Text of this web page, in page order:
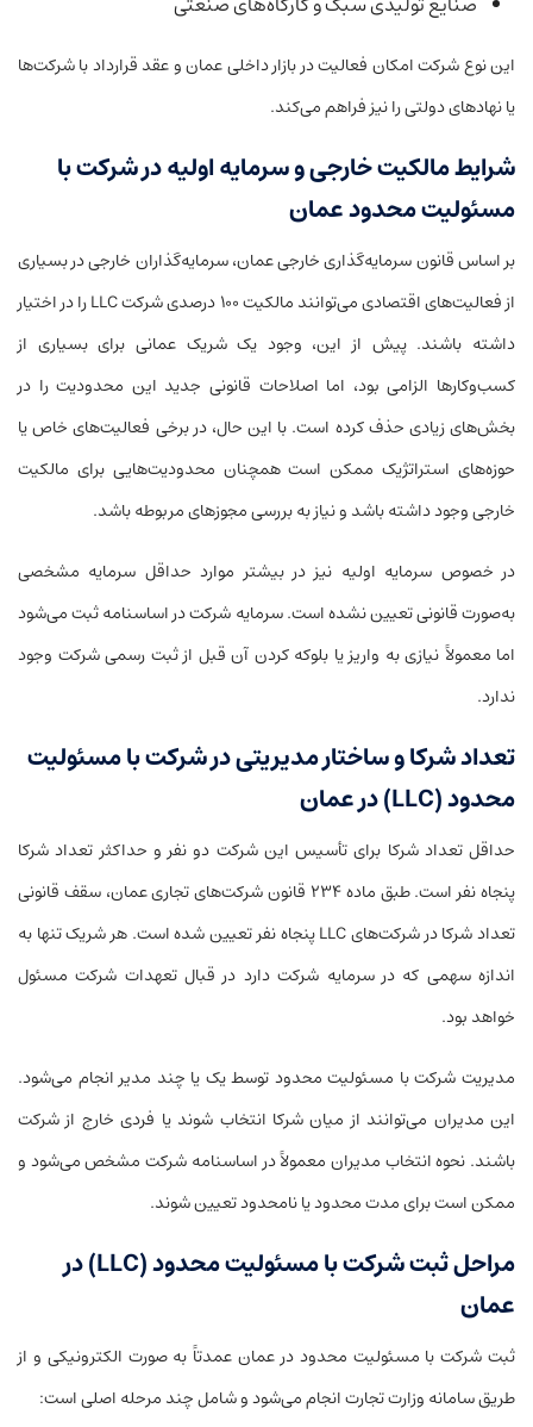
این نوع شرکت امکان فعالیت در بازار داخلی عمان و عقد قرارداد با شرکت‌ها
یا نهادهای دولتی را نیز فراهم می‌کند.
شرایط مالکیت خارجی و سرمایه اولیه در شرکت با
مسئولیت محدود عمان
بر اساس قانون سرمایه‌گذاری خارجی عمان، سرمایه‌گذاران خارجی در بسیاری
از فعالیت‌های اقتصادی می‌توانند مالکیت ۱۰۰ درصدی شرکت LLC را در اختیار
داشته باشند. پیش از این، وجود یک شریک عمانی برای بسیاری از
کسب‌وکارها الزامی بود، اما اصلاحات قانونی جدید این محدودیت را در
بخش‌های زیادی حذف کرده است. با این حال، در برخی فعالیت‌های خاص یا
حوزه‌های استراتژیک ممکن است همچنان محدودیت‌هایی برای مالکیت
خارجی وجود داشته باشد و نیاز به بررسی مجوزهای مربوطه باشد.
در خصوص سرمایه اولیه نیز در بیشتر موارد حداقل سرمایه مشخصی
به‌صورت قانونی تعیین نشده است. سرمایه شرکت در اساسنامه ثبت می‌شود
اما معمولاً نیازی به واریز یا بلوکه کردن آن قبل از ثبت رسمی شرکت وجود
ندارد.
تعداد شرکا و ساختار مدیریتی در شرکت با مسئولیت
محدود (LLC) در عمان
حداقل تعداد شرکا برای تأسیس این شرکت دو نفر و حداکثر تعداد شرکا
پنجاه نفر است. طبق ماده ۲۳۴ قانون شرکت‌های تجاری عمان، سقف قانونی
تعداد شرکا در شرکت‌های LLC پنجاه نفر تعیین شده است. هر شریک تنها به
اندازه سهمی که در سرمایه شرکت دارد در قبال تعهدات شرکت مسئول
خواهد بود.
مدیریت شرکت با مسئولیت محدود توسط یک یا چند مدیر انجام می‌شود.
این مدیران می‌توانند از میان شرکا انتخاب شوند یا فردی خارج از شرکت
باشند. نحوه انتخاب مدیران معمولاً در اساسنامه شرکت مشخص می‌شود و
ممکن است برای مدت محدود یا نامحدود تعیین شوند.
مراحل ثبت شرکت با مسئولیت محدود (LLC) در
عمان
ثبت شرکت با مسئولیت محدود در عمان عمدتاً به صورت الکترونیکی و از
طریق سامانه وزارت تجارت انجام می‌شود و شامل چند مرحله اصلی است: